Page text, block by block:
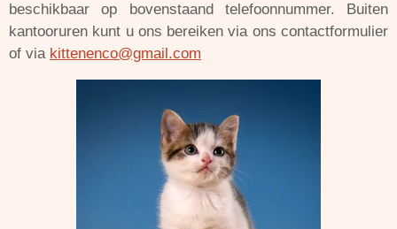
beschikbaar op bovenstaand telefoonnummer. Buiten
kantooruren kunt u ons bereiken via ons contactformulier
of via kittenenco@gmail.com